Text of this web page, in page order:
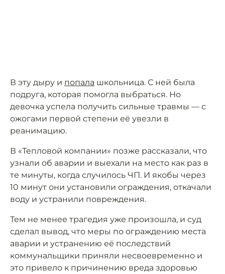
В эту дыру и попала школьница. С ней была
подруга, которая помогла выбраться. Но
девочка успела получить сильные травмы — с
ожогами первой степени её увезли в
реанимацию.
В «Тепловой компании» позже рассказали, что
узнали об аварии и выехали на место как раз в
те минуты, когда случилось ЧП. И якобы через
10 минут они установили ограждения, откачали
воду и устранили повреждения.
Тем не менее трагедия уже произошла, и суд
сделал вывод, что меры по ограждению места
аварии и устранению её последствий
коммунальщики приняли несвоевременно и
это привело к причинению вреда здоровью